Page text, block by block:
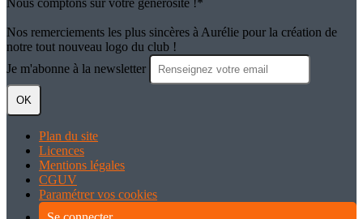
Nos remerciements les plus sincères à Aurélie pour la création de
notre tout nouveau logo du club !
Je m'abonne à la newsletter
OK
Plan du site
Licences
Mentions légales
CGUV
Paramétrer vos cookies